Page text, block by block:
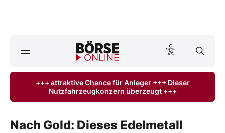
ktuelle Ausgabe BÖRSE ONLINE lesen
+++ attraktive Chance für Anleger +++ Dieser
Nutzfahrzeugkonzern überzeugt +++
Nach Gold: Dieses Edelmetall